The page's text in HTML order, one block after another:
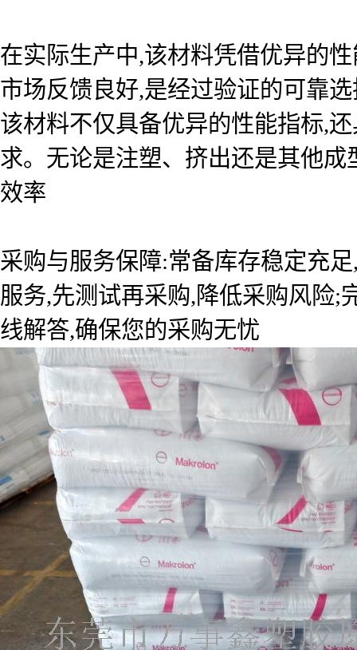
在实际生产中,该材料凭借优异的
市场反馈良好,是经过验证的可靠
该材料不仅具备优异的性能指标,
求。无论是注塑、挤出还是其他
效率
采购与服务保障:常备库存稳定充
服务,先测试再采购,降低采购风险;
线解答,确保您的采购无忧